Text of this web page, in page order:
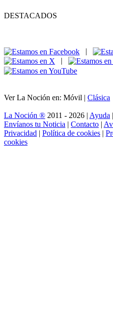
DESTACADOS
|
|
Ver La Noción en: Móvil | Clásica
La Noción ® 2011 - 2026 | Ayuda |
Envíanos tu Noticia | Contacto |
Privacidad | Política de cookies |
cookies